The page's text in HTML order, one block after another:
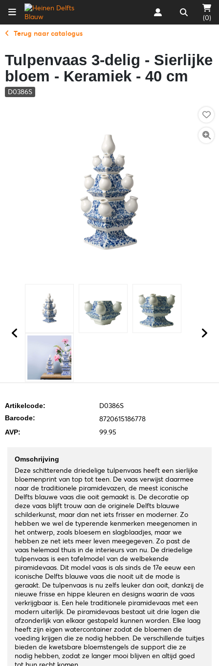
(0)
Terug naar catalogus
Tulpenvaas 3-delig - Sierlijke
bloem - Keramiek - 40 cm
D0386S
Artikelcode: D0386S
Barcode: 8720615186778
AVP: 99.95
Omschrijving
Deze schitterende driedelige tulpenvaas heeft een sierlijke
bloemenprint van top tot teen. De vaas verwijst daarmee
naar de traditionele piramidevazen, de meest iconische
Delfts blauwe vaas die ooit gemaakt is. De decoratie op
deze vaas blijft trouw aan de originele Delfts blauwe
schilderkunst, maar dan net iets frisser en moderner. Zo
hebben we wel de typerende kenmerken meegenomen in
het ontwerp, zoals bloesem en slagblaadjes, maar we
hebben ze net iets meer leven meegegeven. Zo past de
vaas helemaal thuis in de interieurs van nu. De driedelige
tulpenvaas is een tafelmodel van de welbekende
piramidevaas. Dit model vaas is als sinds de 17e eeuw een
iconische Delfts blauwe vaas die nooit uit de mode is
geraakt. De tulpenvaas is nu zelfs leuker dan ooit, dankzij de
nieuwe frisse en hippe kleuren en designs waarin de vaas
verkrijgbaar is. Een hele traditionele piramidevaas met een
modern uiterlijk. De piramidevaas bestaat uit drie lagen die
afzonderlijk van elkaar gestapeld kunnen worden. Elke laag
heeft zijn eigen watercontainer zodat de bloemen de
voeding krijgen die ze nodig hebben. De verschillende tuitjes
bieden de kwetsbare bloemstengels de support die ze
nodig hebben, zodat ze langer mooi blijven en altijd goed